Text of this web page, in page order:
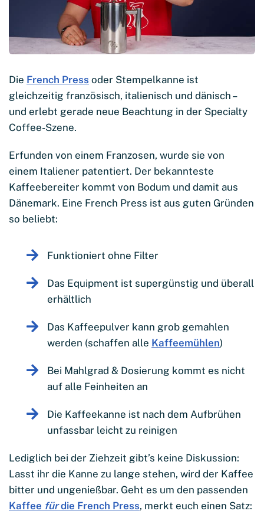
Die French Press oder Stempelkanne ist
gleichzeitig französisch, italienisch und dänisch –
und erlebt gerade neue Beachtung in der Specialty
Coffee-Szene.
Erfunden von einem Franzosen, wurde sie von
einem Italiener patentiert. Der bekannteste
Kaffeebereiter kommt von Bodum und damit aus
Dänemark. Eine French Press ist aus guten Gründen
so beliebt:
Funktioniert ohne Filter
Das Equipment ist supergünstig und überall
erhältlich
Das Kaffeepulver kann grob gemahlen
werden (schaffen alle Kaffeemühlen)
Bei Mahlgrad & Dosierung kommt es nicht
auf alle Feinheiten an
Die Kaffeekanne ist nach dem Aufbrühen
unfassbar leicht zu reinigen
Lediglich bei der Ziehzeit gibt’s keine Diskussion:
Lasst ihr die Kanne zu lange stehen, wird der Kaffee
bitter und ungenießbar. Geht es um den passenden
Kaffee fürdie French Press, merkt euch einen Satz: